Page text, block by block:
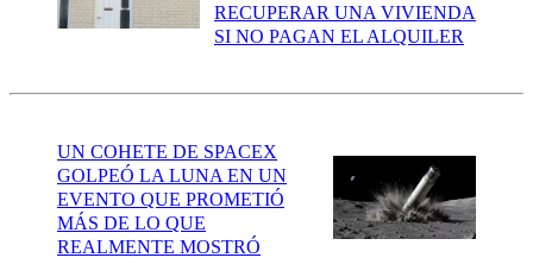
RECUPERAR UNA VIVIENDA
SI NO PAGAN EL ALQUILER
UN COHETE DE SPACEX
GOLPEÓ LA LUNA EN UN
EVENTO QUE PROMETIÓ
MÁS DE LO QUE
REALMENTE MOSTRÓ